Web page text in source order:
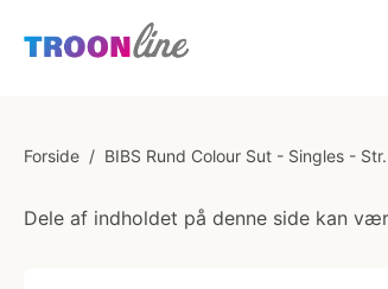
Forside / BIBS Rund Colour Sut - Singles -
Dele af indholdet på denne side kan